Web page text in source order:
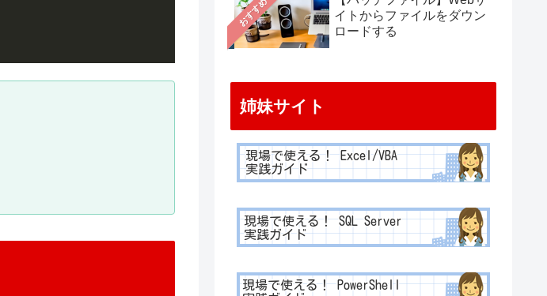
おすすめ
イトからファイルをダウン
ロードする
姉妹サイト